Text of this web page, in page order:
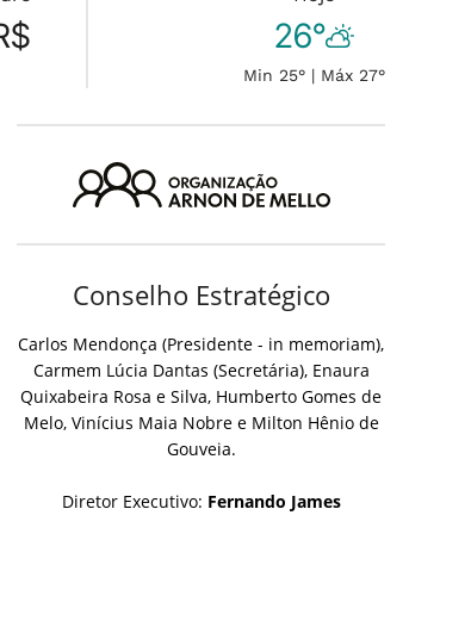
26°
Min 25° | Máx 27°
Conselho Estratégico
Carlos Mendonça (Presidente - in memoriam),
Carmem Lúcia Dantas (Secretária), Enaura
Quixabeira Rosa e Silva, Humberto Gomes de
Melo, Vinícius Maia Nobre e Milton Hênio de
Gouveia.
Diretor Executivo: Fernando James